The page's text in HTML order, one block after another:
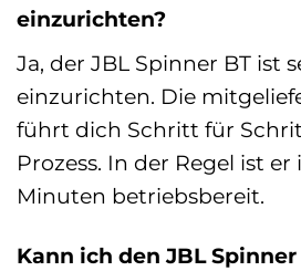
einzurichten?
Ja, der JBL Spinner BT ist
einzurichten. Die
führt dich Schritt für
Prozess. In der Regel ist
Minuten betriebsbereit.
Kann ich den JBL